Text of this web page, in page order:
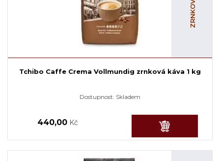
Tchibo Caffe Crema Vollmundig zrnková káva 1 kg
Dostupnost: Skladem
440,00 Kč